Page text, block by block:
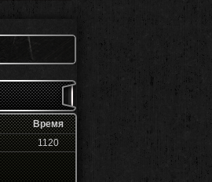
Время
1120